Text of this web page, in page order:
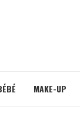
MAKE-UP